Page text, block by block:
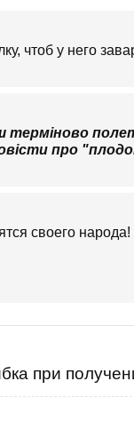
чтоб у него
про
своего народа!
при